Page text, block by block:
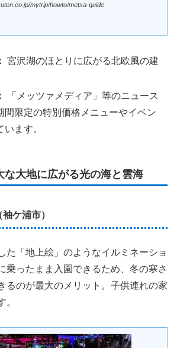
mytrip/howto/metsa-guide
宮沢湖のほとりに広がる北欧風の建
「メッツァメディア」等のニュース
間限定の特別価格メニューやイベン
います。
な大地に広がる光の海と雲海
ケ浦市）
た「地上絵」のようなイルミネーショ
乗ったまま入園できるため、冬の寒さ
るのが最大のメリット。子供連れの家
。